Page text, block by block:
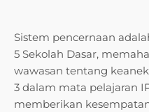
Sistem pencernaan
5 Sekolah Dasar,
wawasan tentang
3 dalam mata pelajaran
memberikan